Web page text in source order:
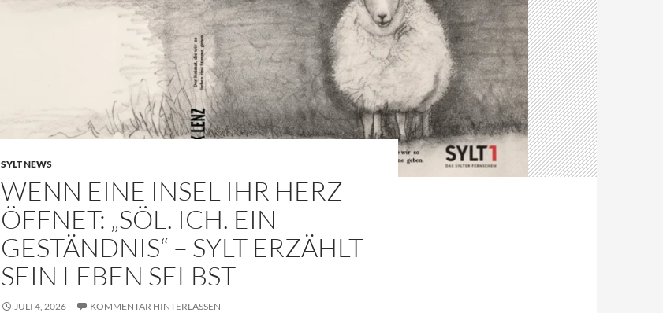
SYLT NEWS
WENN EINE INSEL IHR HERZ
ÖFFNET: „SÖL. ICH. EIN
GESTÄNDNIS“ – SYLT ERZÄHLT
SEIN LEBEN SELBST
JULI 4, 2026 KOMMENTAR HINTERLASSEN